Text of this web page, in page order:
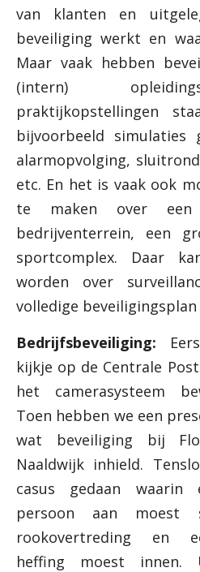
van klanten en
beveiliging werkt en
Maar vaak hebben
(intern)
praktijkopstellingen
bijvoorbeeld simulaties
alarmopvolging,
etc. En het is vaak ook
te maken over een
bedrijventerrein, een
sportcomplex. Daar
worden over
volledige
Bedrijfsbeveiliging:
kijkje op de Centrale
het camerasysteem
Toen hebben we een
wat beveiliging bij
Naaldwijk inhield.
casus gedaan waarin
persoon aan moest
rookovertreding en
heffing moest innen.